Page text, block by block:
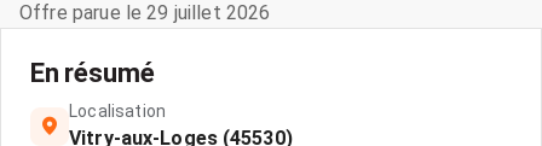
Offre parue le 29 juillet 2026
En résumé
Localisation
Vitry-aux-Loges (45530)